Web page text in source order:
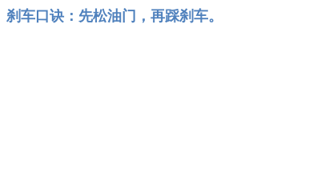
刹车口诀：先松油门，再踩刹车。